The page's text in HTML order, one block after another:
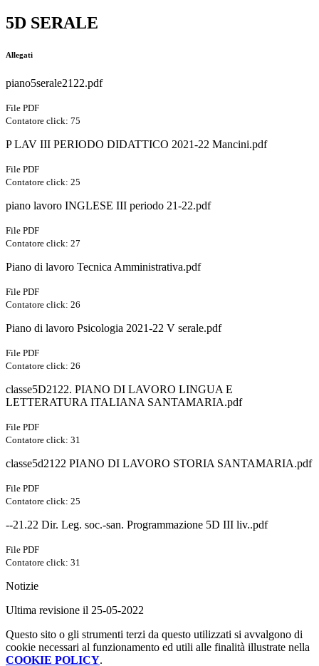
5D SERALE
Allegati
piano5serale2122.pdf
File PDF
Contatore click: 75
P LAV III PERIODO DIDATTICO 2021-22 Mancini.pdf
File PDF
Contatore click: 25
piano lavoro INGLESE III periodo 21-22.pdf
File PDF
Contatore click: 27
Piano di lavoro Tecnica Amministrativa.pdf
File PDF
Contatore click: 26
Piano di lavoro Psicologia 2021-22 V serale.pdf
File PDF
Contatore click: 26
classe5D2122. PIANO DI LAVORO LINGUA E
LETTERATURA ITALIANA SANTAMARIA.pdf
File PDF
Contatore click: 31
classe5d2122 PIANO DI LAVORO STORIA SANTAMARIA.pdf
File PDF
Contatore click: 25
--21.22 Dir. Leg. soc.-san. Programmazione 5D III liv..pdf
File PDF
Contatore click: 31
Notizie
Ultima revisione il 25-05-2022
Questo sito o gli strumenti terzi da questo utilizzati si avvalgono di
cookie necessari al funzionamento ed utili alle finalità illustrate nella
COOKIE POLICY.